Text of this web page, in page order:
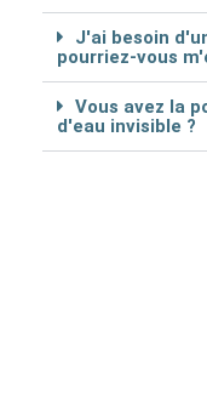
J'ai besoin
pourriez-vous
Vous avez la
d'eau invisible ?